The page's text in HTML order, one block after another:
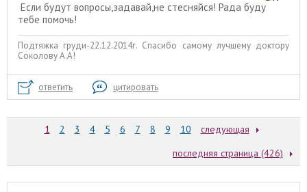
Если будут вопросы,задавай,не стесняйся! Рада буду
тебе помочь!
Подтяжка груди-22.12.2014г. Спасибо самому лучшему доктору
Соколову А.А!
ответить цитировать
1 2 3 4 5 6 7 8 9 10
следующая
последняя страница (426)